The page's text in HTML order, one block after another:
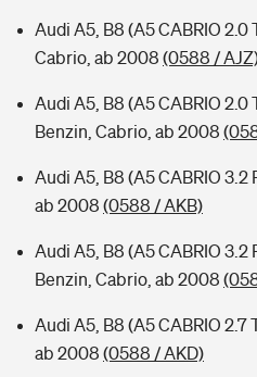
Audi A5, B8 (A5 CABRIO 2.0
Cabrio, ab 2008 (0588 /
Audi A5, B8 (A5 CABRIO 2.0
Benzin, Cabrio, ab 2008
Audi A5, B8 (A5 CABRIO 3.2
ab 2008 (0588 / AKB)
Audi A5, B8 (A5 CABRIO 3.2
Benzin, Cabrio, ab 2008
Audi A5, B8 (A5 CABRIO 2.7
ab 2008 (0588 / AKD)